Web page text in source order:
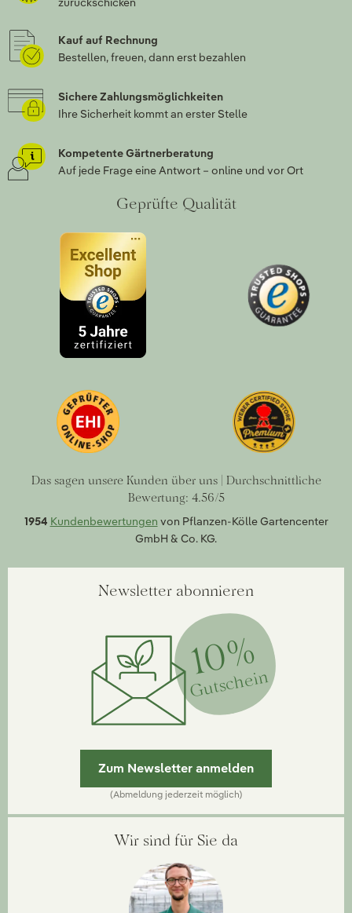
Kauf auf Rechnung
Bestellen, freuen, dann erst bezahlen
Sichere Zahlungsmöglichkeiten
Ihre Sicherheit kommt an erster Stelle
Kompetente Gärtnerberatung
Auf jede Frage eine Antwort – online und vor Ort
Geprüfte Qualität
Das sagen unsere Kunden über uns | Durchschnittliche
Bewertung: 4.56/5
1954 Kundenbewertungen von Pflanzen-Kölle Gartencenter
GmbH & Co. KG.
Newsletter abonnieren
10%
Gutschein
Zum Newsletter anmelden
(Abmeldung jederzeit möglich)
Wir sind für Sie da